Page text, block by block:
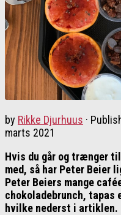
by Rikke Djurhuus ·
marts 2021
Hvis du går og trænger
med, så har Peter Beier
Peter Beiers mange
chokoladebrunch, tapas
hvilke nederst i artiklen.